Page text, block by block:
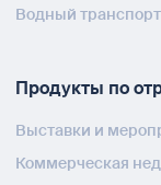
Водный транспорт
Продукты по
Выставки и
Коммерческая